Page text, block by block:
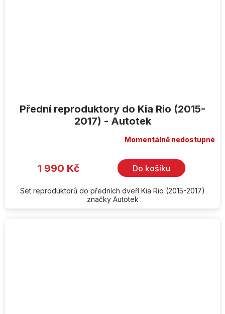
Přední reproduktory do Kia Rio (2015-
2017) - Autotek
Momentálně nedostupné
1 990 Kč Do košíku
Set reproduktorů do předních dveří Kia Rio (2015-2017)
značky Autotek